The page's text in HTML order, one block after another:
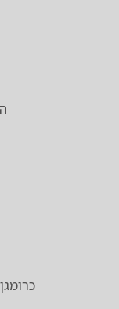
כרומגן SMART – מתג חכם לדוד